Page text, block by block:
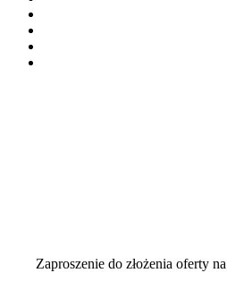
Zaproszenie do złożenia oferty